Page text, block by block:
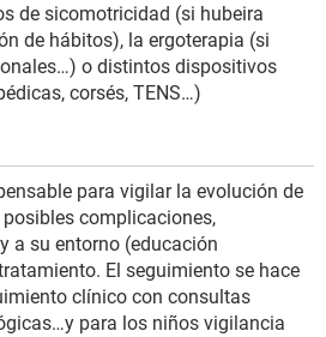
de sicomotricidad (si hubeira
de hábitos), la ergoterapia (si
o distintos dispositivos
corsés, TENS…)
para vigilar la evolución de
complicaciones,
a su entorno (educación
El seguimiento se hace
clínico con consultas
para los niños vigilancia